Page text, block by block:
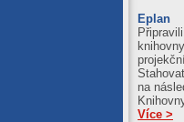
Eplan
na
Více >